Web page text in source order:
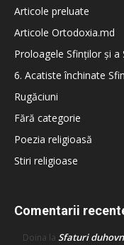
Articole preluate
Articole Ortodoxia.md
Proloagele Sfinților și a
6. Acatiste închinate
Rugăciuni
Fără categorie
Poezia religioasă
Stiri religioase
Comentarii
Doina la Sfaturi